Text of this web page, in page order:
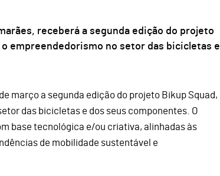
receberá a segunda edição do projeto
empreendedorismo no setor das bicicletas e
março a segunda edição do projeto Bikup Squad,
das bicicletas e dos seus componentes. O
base tecnológica e/ou criativa, alinhadas às
de mobilidade sustentável e